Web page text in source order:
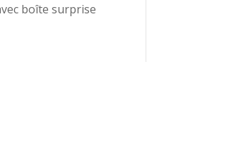
boîte surprise